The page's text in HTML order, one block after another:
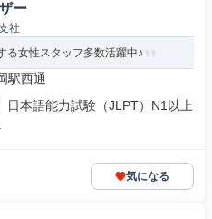
ー
社
る女性スタッフ多数活躍中♪
駅西通
日本語能力試験（JLPT）N1以上
気になる